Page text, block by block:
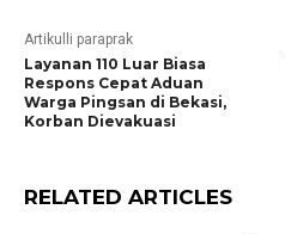
Artikulli paraprak
Layanan 110 Luar Biasa
Respons Cepat Aduan
Warga Pingsan di Bekasi,
Korban Dievakuasi
RELATED ARTICLES